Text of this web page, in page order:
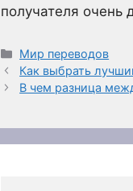
получателя очень
Рубрики
Мир переводов
Как выбрать
В чем разница